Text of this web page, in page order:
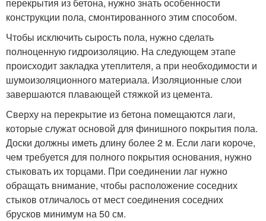
конструкции пола, смонтированного этим способом.
Чтобы исключить сырость пола, нужно сделать
полноценную гидроизоляцию. На следующем этапе
происходит закладка утеплителя, а при необходимости и
шумоизоляционного материала. Изоляционные слои
завершаются плавающей стяжкой из цемента.
Сверху на перекрытие из бетона помещаются лаги,
которые служат основой для финишного покрытия пола.
Доски должны иметь длину более 2 м. Если лаги короче,
чем требуется для полного покрытия основания, нужно
стыковать их торцами. При соединении лаг нужно
обращать внимание, чтобы расположение соседних
стыков отличалось от мест соединения соседних
брусков минимум на 50 см.